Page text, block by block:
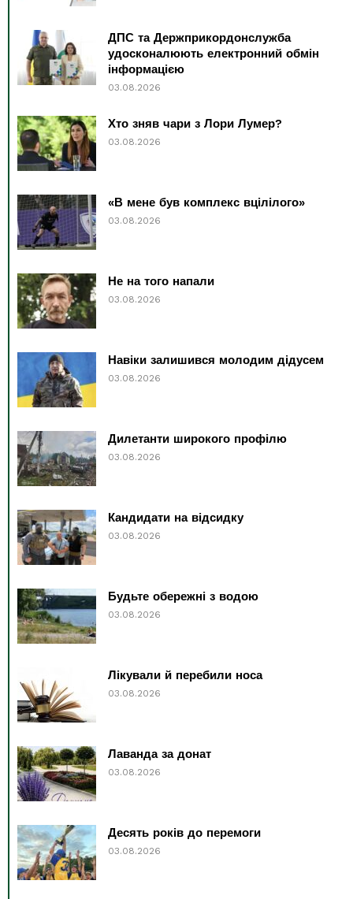
ДПС та Держприкордонслужба
удосконалюють електронний обмін
інформацією
03.08.2026
Хто зняв чари з Лори Лумер?
03.08.2026
«В мене був комплекс вцілілого»
03.08.2026
Не на того напали
03.08.2026
Навіки залишився молодим дідусем
03.08.2026
Дилетанти широкого профілю
03.08.2026
Кандидати на відсидку
03.08.2026
Будьте обережні з водою
03.08.2026
Лікували й перебили носа
03.08.2026
Лаванда за донат
03.08.2026
Десять років до перемоги
03.08.2026